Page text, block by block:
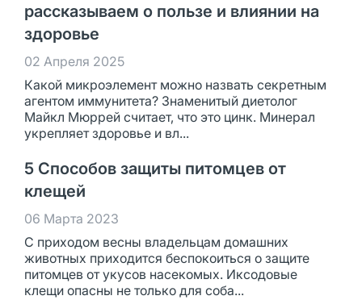
рассказываем о пользе и влиянии на
здоровье
02 Апреля 2025
Какой микроэлемент можно назвать секретным
агентом иммунитета? Знаменитый диетолог
Майкл Мюррей считает, что это цинк. Минерал
укрепляет здоровье и вл...
5 Способов защиты питомцев от
клещей
06 Марта 2023
С приходом весны владельцам домашних
животных приходится беспокоиться о защите
питомцев от укусов насекомых. Иксодовые
клещи опасны не только для соба...